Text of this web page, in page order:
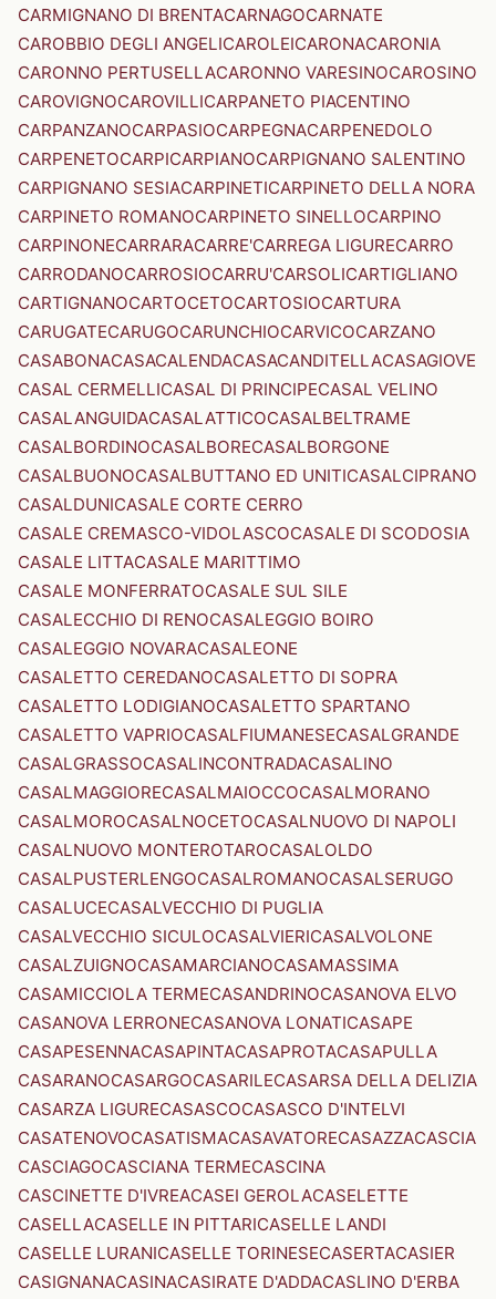
CARMIGNANO DI BRENTACARNAGOCARNATE
CAROBBIO DEGLI ANGELICAROLEICARONACARONIA
CARONNO PERTUSELLACARONNO VARESINOCAROSINO
CAROVIGNOCAROVILLICARPANETO PIACENTINO
CARPANZANOCARPASIOCARPEGNACARPENEDOLO
CARPENETOCARPICARPIANOCARPIGNANO SALENTINO
CARPIGNANO SESIACARPINETICARPINETO DELLA NORA
CARPINETO ROMANOCARPINETO SINELLOCARPINO
CARPINONECARRARACARRE'CARREGA LIGURECARRO
CARRODANOCARROSIOCARRU'CARSOLICARTIGLIANO
CARTIGNANOCARTOCETOCARTOSIOCARTURA
CARUGATECARUGOCARUNCHIOCARVICOCARZANO
CASABONACASACALENDACASACANDITELLACASAGIOVE
CASAL CERMELLICASAL DI PRINCIPECASAL VELINO
CASALANGUIDACASALATTICOCASALBELTRAME
CASALBORDINOCASALBORECASALBORGONE
CASALBUONOCASALBUTTANO ED UNITICASALCIPRANO
CASALDUNICASALE CORTE CERRO
CASALE CREMASCO-VIDOLASCOCASALE DI SCODOSIA
CASALE LITTACASALE MARITTIMO
CASALE MONFERRATOCASALE SUL SILE
CASALECCHIO DI RENOCASALEGGIO BOIRO
CASALEGGIO NOVARACASALEONE
CASALETTO CEREDANOCASALETTO DI SOPRA
CASALETTO LODIGIANOCASALETTO SPARTANO
CASALETTO VAPRIOCASALFIUMANESECASALGRANDE
CASALGRASSOCASALINCONTRADACASALINO
CASALMAGGIORECASALMAIOCCOCASALMORANO
CASALMOROCASALNOCETOCASALNUOVO DI NAPOLI
CASALNUOVO MONTEROTAROCASALOLDO
CASALPUSTERLENGOCASALROMANOCASALSERUGO
CASALUCECASALVECCHIO DI PUGLIA
CASALVECCHIO SICULOCASALVIERICASALVOLONE
CASALZUIGNOCASAMARCIANOCASAMASSIMA
CASAMICCIOLA TERMECASANDRINOCASANOVA ELVO
CASANOVA LERRONECASANOVA LONATICASAPE
CASAPESENNACASAPINTACASAPROTACASAPULLA
CASARANOCASARGOCASARILECASARSA DELLA DELIZIA
CASARZA LIGURECASASCOCASASCO D'INTELVI
CASATENOVOCASATISMACASAVATORECASAZZACASCIA
CASCIAGOCASCIANA TERMECASCINA
CASCINETTE D'IVREACASEI GEROLACASELETTE
CASELLACASELLE IN PITTARICASELLE LANDI
CASELLE LURANICASELLE TORINESECASERTACASIER
CASIGNANACASINACASIRATE D'ADDACASLINO D'ERBA